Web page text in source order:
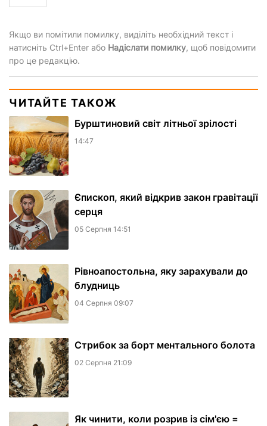
Якщо ви помітили помилку, виділіть необхідний текст і
натисніть Ctrl+Enter або Надіслати помилку, щоб повідомити
про це редакцію.
ЧИТАЙТЕ ТАКОЖ
Бурштиновий світ літньої зрілості
14:47
Єпископ, який відкрив закон гравітації
серця
05 Серпня 14:51
Рівноапостольна, яку зарахували до
блудниць
04 Серпня 09:07
​Стрибок за борт ментального болота
02 Серпня 21:09
Як чинити, коли розрив із сім'єю =